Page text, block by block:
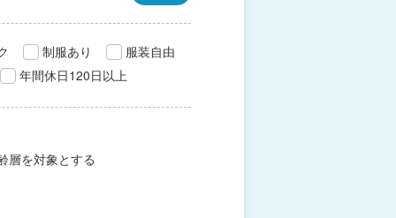
制服あり
服装自由
年間休日120日以上
層を対象とする